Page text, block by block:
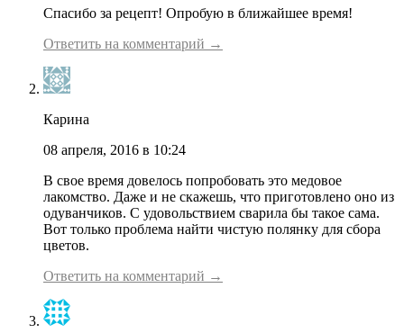
Спасибо за рецепт! Опробую в ближайшее время!
Ответить на комментарий →
Карина
08 апреля, 2016 в 10:24
В свое время довелось попробовать это медовое
лакомство. Даже и не скажешь, что приготовлено оно из
одуванчиков. С удовольствием сварила бы такое сама.
Вот только проблема найти чистую полянку для сбора
цветов.
Ответить на комментарий →